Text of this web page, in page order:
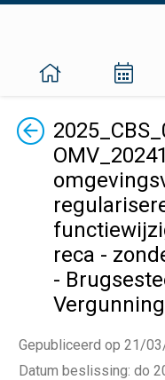
Terug
reca -
-
Vergunning
Gepubliceerd op 21/
Datum beslissing: do